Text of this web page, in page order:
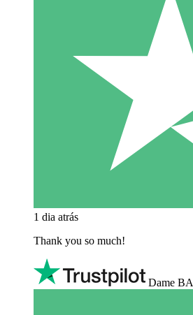
1 dia atrás
Thank you so much!
Dame BA